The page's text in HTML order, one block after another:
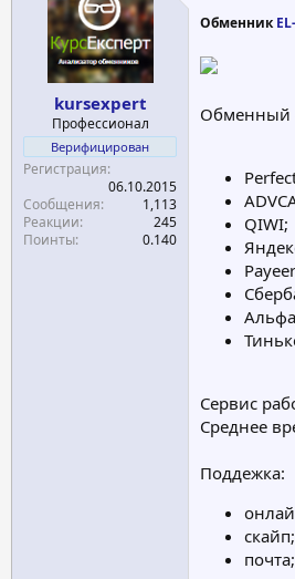
ч
а
л
а
kursexpert
Профессионал
Верифицирован
Регистрация
06.10.2015
Сообщения
1,113
Реакции
245
Поинты
0.140
Обменник
Обменный
QIWI;
Сервис
Среднее
Поддежка:
скайп;
почта;